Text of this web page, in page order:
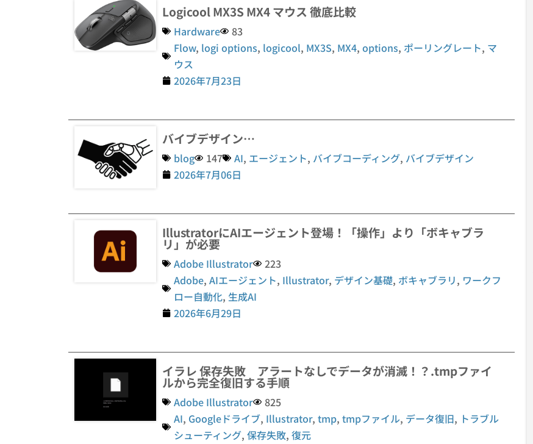
Logicool MX3S MX4 マウス 徹底比較
Hardware
83
Flow, logi options, logicool, MX3S, MX4, options, ポーリングレート, マ
ウス
2026年7月23日
バイブデザイン…
blog 147 AI, エージェント, バイブコーディング, バイブデザイン
2026年7月06日
IllustratorにAIエージェント登場！「操作」より「ボキャブラ
リ」が必要
Adobe Illustrator
223
Adobe, AIエージェント, Illustrator, デザイン基礎, ボキャブラリ, ワークフ
ロー自動化, 生成AI
2026年6月29日
イラレ 保存失敗 アラートなしでデータが消滅！？.tmpファイ
ルから完全復旧する手順
Adobe Illustrator
825
AI, Googleドライブ, Illustrator, tmp, tmpファイル, データ復旧, トラブル
シューティング, 保存失敗, 復元